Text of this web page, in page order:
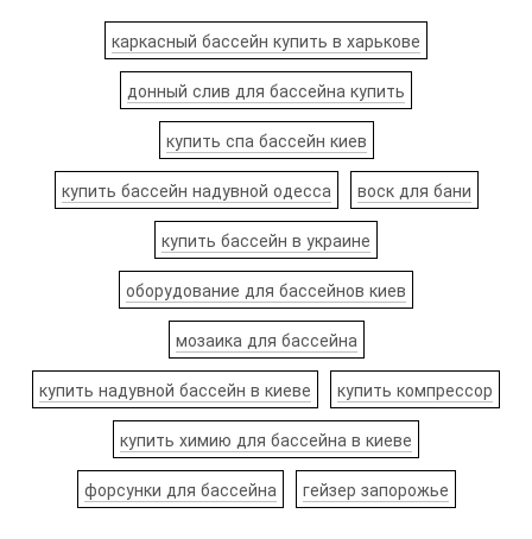
каркасный бассейн купить в харькове
донный слив для бассейна купить
купить спа бассейн киев
купить бассейн надувной одесса воск для бани
купить бассейн в украине
оборудование для бассейнов киев
мозаика для бассейна
купить надувной бассейн в киеве купить компрессор
купить химию для бассейна в киеве
форсунки для бассейна гейзер запорожье